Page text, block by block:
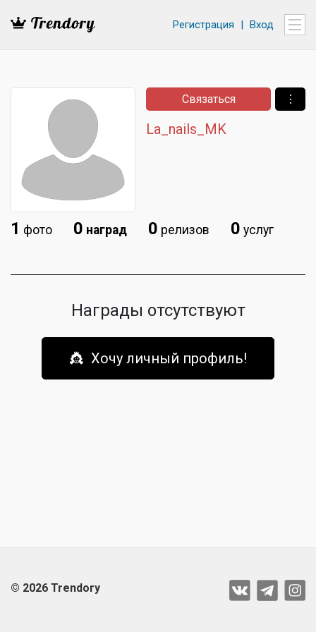
Регистрация | Вход
La_nails_MK
Связаться ⋮
1 фото 0 наград 0 релизов 0 услуг
Награды отсутствуют
👸 Хочу личный профиль!
© 2026 Trendory